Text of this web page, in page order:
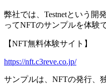
弊社では、Testnetという開
ってNFTのサンプルを体験
【NFT無料体験サイト】
https://nft.c3reve.co.jp/
サンプルは、NFTの発行、